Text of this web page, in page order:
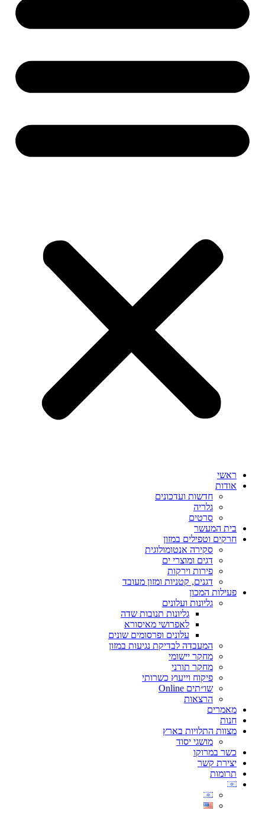
ראשי
אודות
חדשות ועדכונים
גלריה
סרטים
בית המעשר
חרקים וטפילים במזון
סקירה אנטומולוגית
דגים ומוצרי ים
פירות וירקות
דגנים, קטניות ומזון מעובד
פעילות המכון
גליונות ועלונים
גליונות תנובות שדה
לאפרושי מאיסורא
עלונים ופרסומים שונים
המעבדה לבדיקת נגיעות במזון
מחקר יישומי
מחקר תורני
פיקוח וייעוץ כשרותי
שו״תים Online
הרצאות
מאמרים
חנות
מצוות התלויות בארץ
מושגי יסוד
כשר במרוקו
יצירת קשר
תרומות